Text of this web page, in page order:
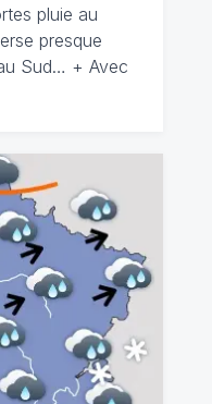
pluie au
presque
Sud… + Avec